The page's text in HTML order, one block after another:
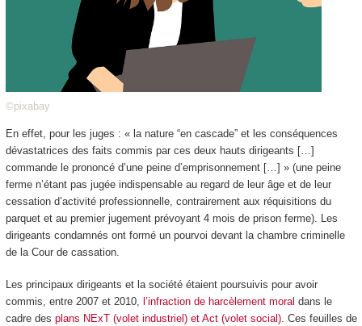
©pixabay
En effet, pour les juges : « la nature “en cascade” et les conséquences
dévastatrices des faits commis par ces deux hauts dirigeants […]
commande le prononcé d’une peine d’emprisonnement […] » (une peine
ferme n’étant pas jugée indispensable au regard de leur âge et de leur
cessation d’activité professionnelle, contrairement aux réquisitions du
parquet et au premier jugement prévoyant 4 mois de prison ferme). Les
dirigeants condamnés ont formé un pourvoi devant la chambre criminelle
de la Cour de cassation.
Les principaux dirigeants et la société étaient poursuivis pour avoir
commis, entre 2007 et 2010, l’infraction de harcèlement moral dans le
cadre des plans NExT (volet industriel) et Act (volet social). Ces feuilles de